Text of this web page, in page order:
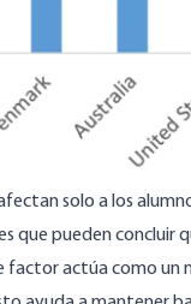
solo a los
que pueden concluir
factor actúa como un